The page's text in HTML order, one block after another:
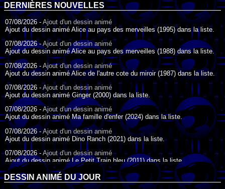
DERNIÈRES NOUVELLES
07/08/2026 - Ajout d'un dessin animé
Ajout du dessin animé Alice au pays des merveilles (1995) dans la liste.
07/08/2026 -Ajout d'un dessin animé
Ajout du dessin animé Alice au pays des merveilles (1988) dans la liste.
07/08/2026 - Ajout d'un dessin animé
Ajout du dessin animé Alice de l'autre cote du miroir (1987) dans la liste.
07/08/2026 - Ajout d'un dessin animé
Ajout du dessin animé Ginger (2000) dans la liste.
07/08/2026 - Ajout d'un dessin animé
Ajout du dessin animé Ma famille d'enfer (2024) dans la liste.
07/08/2026 -Ajout d'un dessin animé
Ajout du dessin animé Dino Ranch (2021) dans la liste.
07/08/2026 -Ajout d'un dessin animé
Ajout du dessin animé Le Petit Train bleu (2011) dans la liste.
07/08/2026 - Ajout d'un dessin animé
Ajout du dessin animé Agent Spécial Oso (2009) dans la liste.
DESSIN ANIMÉ DU JOUR